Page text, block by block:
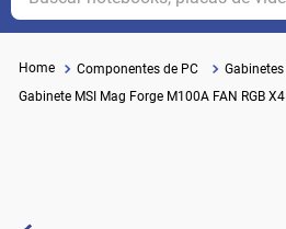
Componentes de PC
Gabinetes
Gabinete MSI Mag Forge M100A FAN RGB X4